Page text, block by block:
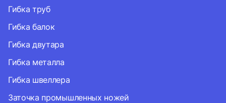
Гибка труб
Гибка балок
Гибка двутара
Гибка металла
Гибка швеллера
Заточка промышленных ножей